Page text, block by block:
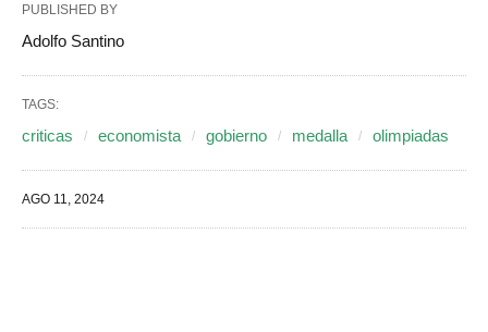
PUBLISHED BY
Adolfo Santino
TAGS:
criticas economista gobierno medalla olimpiadas
AGO 11, 2024